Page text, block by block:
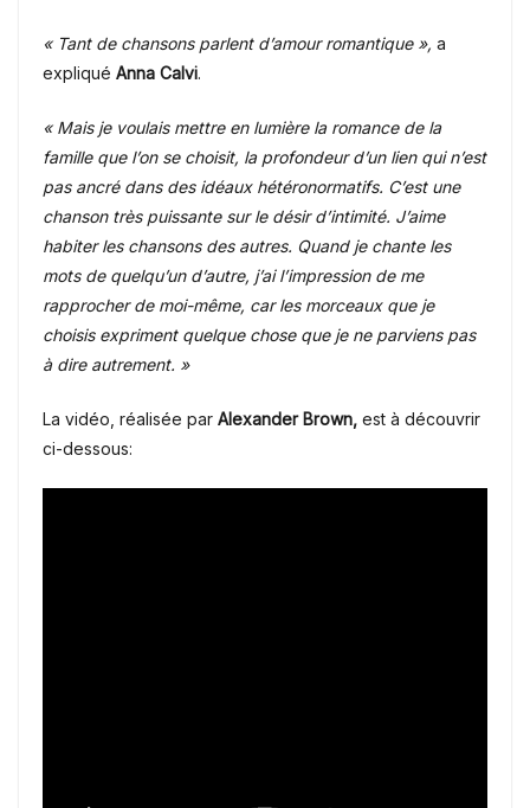
« Tant de chansons parlent d’amour romantique », a
expliqué Anna Calvi.
« Mais je voulais mettre en lumière la romance de la
famille que l’on se choisit, la profondeur d’un lien qui n’est
pas ancré dans des idéaux hétéronormatifs. C’est une
chanson très puissante sur le désir d’intimité. J’aime
habiter les chansons des autres. Quand je chante les
mots de quelqu’un d’autre, j’ai l’impression de me
rapprocher de moi-même, car les morceaux que je
choisis expriment quelque chose que je ne parviens pas
à dire autrement. »
La vidéo, réalisée par Alexander Brown, est à découvrir
ci-dessous: